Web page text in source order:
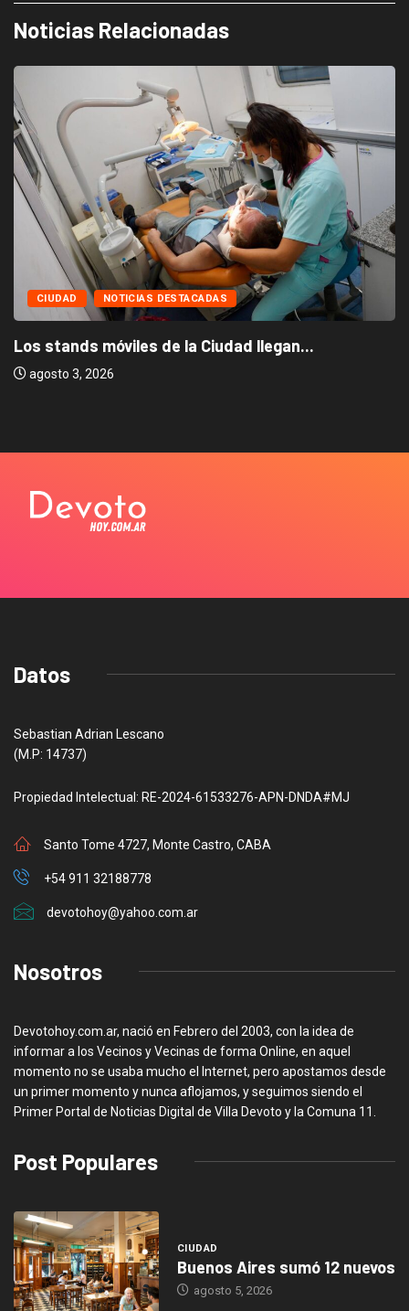
Noticias Relacionadas
CIUDAD NOTICIAS DESTACADAS
Los stands móviles de la Ciudad llegan...
agosto 3, 2026
Datos
Sebastian Adrian Lescano
(M.P: 14737)
Propiedad Intelectual: RE-2024-61533276-APN-DNDA#MJ
Santo Tome 4727, Monte Castro, CABA
+54 911 32188778
devotohoy@yahoo.com.ar
Nosotros
Devotohoy.com.ar, nació en Febrero del 2003, con la idea de
informar a los Vecinos y Vecinas de forma Online, en aquel
momento no se usaba mucho el Internet, pero apostamos desde
un primer momento y nunca aflojamos, y seguimos siendo el
Primer Portal de Noticias Digital de Villa Devoto y la Comuna 11.
Post Populares
CIUDAD
Buenos Aires sumó 12 nuevos
agosto 5, 2026